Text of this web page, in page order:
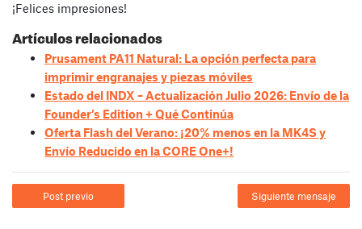
¡Felices impresiones!
Artículos relacionados
Prusament PA11 Natural: La opción perfecta para
imprimir engranajes y piezas móviles
Estado del INDX – Actualización Julio 2026: Envío de la
Founder’s Edition + Qué Continúa
Oferta Flash del Verano: ¡20% menos en la MK4S y
Envío Reducido en la CORE One+!
Post previo Siguiente mensaje